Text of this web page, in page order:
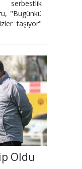
serbestlik
"Bugünkü
taşıyor"
Oldu